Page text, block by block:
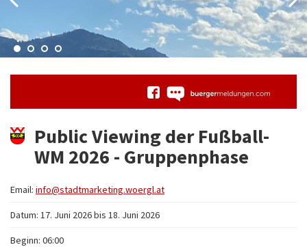
Public Viewing der Fußball-
WM 2026 - Gruppenphase
Email: info@stadtmarketing.woergl.at
Datum: 17. Juni 2026 bis 18. Juni 2026
Beginn: 06:00